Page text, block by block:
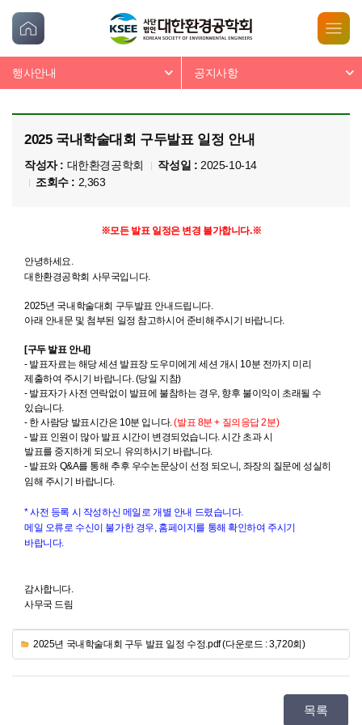
행사안내 공지사항
2025 국내학술대회 구두발표 일정 안내
작성자 : 대한환경공학회 작성일 : 2025-10-14
조회수 : 2,363
※모든 발표 일정은 변경 불가합니다.※
안녕하세요.
대한환경공학회 사무국입니다.
2025년 국내학술대회 구두발표 안내드립니다.
아래 안내문 및 첨부된 일정 참고하시어 준비해주시기 바랍니다.
[구두 발표안내]
- 발표자료는 해당 세션 발표장 도우미에게 세션 개시 10분 전까지 미리
제출하여 주시기 바랍니다. (당일 지참)
- 발표자가 사전 연락없이 발표에 불참하는 경우, 향후 불이익이 초래될 수
있습니다.
- 한 사람당 발표시간은 10분 입니다.(발표 8분 + 질의응답 2분)
- 발표 인원이 많아 발표 시간이 변경되었습니다. 시간 초과 시
발표를 중지하게 되오니 유의하시기 바랍니다.
- 발표와 Q&A를 통해 추후 우수논문상이 선정 되오니, 좌장의 질문에 성실히
임해 주시기 바랍니다.
* 사전 등록 시 작성하신 메일로 개별 안내 드렸습니다.
메일 오류로 수신이 불가한 경우, 홈페이지를 통해 확인하여 주시기
바랍니다.
감사합니다.
사무국 드림
2025년 국내학술대회 구두 발표 일정 수정.pdf (다운로드 : 3,720회)
목록